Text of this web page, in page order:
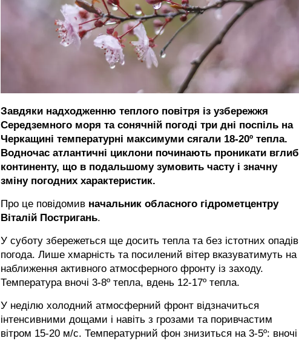
Завдяки надходженню теплого повітря із узбережжя
Середземного моря та сонячній погоді три дні поспіль на
Черкащині температурні максимуми сягали 18-20º тепла.
Водночас атлантичні циклони починають проникати вглиб
континенту, що в подальшому зумовить часту і значну
зміну погодних характеристик.
Про це повідомив начальник обласного гідрометцентру
Віталій Постригань.
У суботу збережеться ще досить тепла та без істотних опадів
погода. Лише хмарність та посилений вітер вказуватимуть на
наближення активного атмосферного фронту із заходу.
Температура вночі 3-8º тепла, вдень 12-17º тепла.
У неділю холодний атмосферний фронт відзначиться
інтенсивними дощами і навіть з грозами та поривчастим
вітром 15-20 м/с. Температурний фон знизиться на 3-5º: вночі